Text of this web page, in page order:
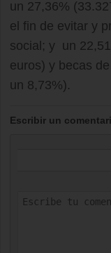
un 27,36%
el fin de evitar y
social; y un
euros) y becas
un 8,73%).
Escribir un